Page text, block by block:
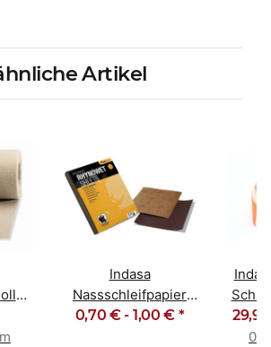
Artikel
Indasa
Nassschleifpapier
230 x 280mm
0,70 € - 1,00 € *